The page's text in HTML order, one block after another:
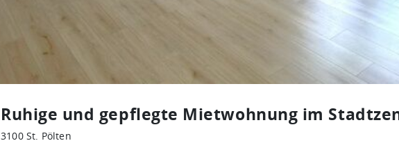
Ruhige und gepflegte Mietwohnung im
3100 St. Pölten